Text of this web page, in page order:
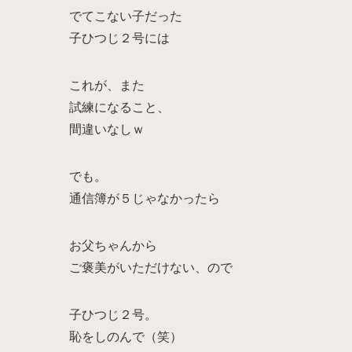
でてこない子だった
子ひつじ２号には
これが、また
試練になること、
間違いなしｗ
でも。
通信簿が５じゃなかったら
お父ちゃんから
ご褒美がいただけない、ので
子ひつじ２号。
恥をしのんで（笑）